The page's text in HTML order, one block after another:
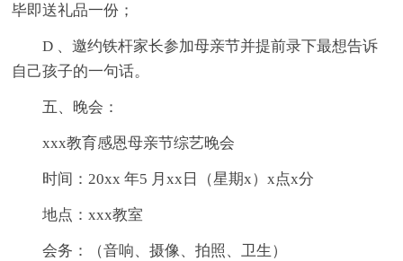
毕即送礼品一份；
D 、邀约铁杆家长参加母亲节并提前录下最想告诉
自己孩子的一句话。
五、晚会：
xxx教育感恩母亲节综艺晚会
时间：20xx 年5 月xx日（星期x）x点x分
地点：xxx教室
会务：（音响、摄像、拍照、卫生）